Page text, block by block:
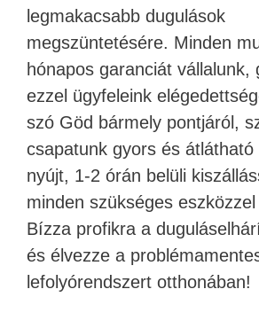
legmakacsabb dugulások
megszüntetésére. Minden
hónapos garanciát vállalunk,
ezzel ügyfeleink
szó Göd bármely pontjáról,
csapatunk gyors és
nyújt, 1-2 órán belüli
minden szükséges
Bízza profikra a
és élvezze a
lefolyórendszert otthonában!